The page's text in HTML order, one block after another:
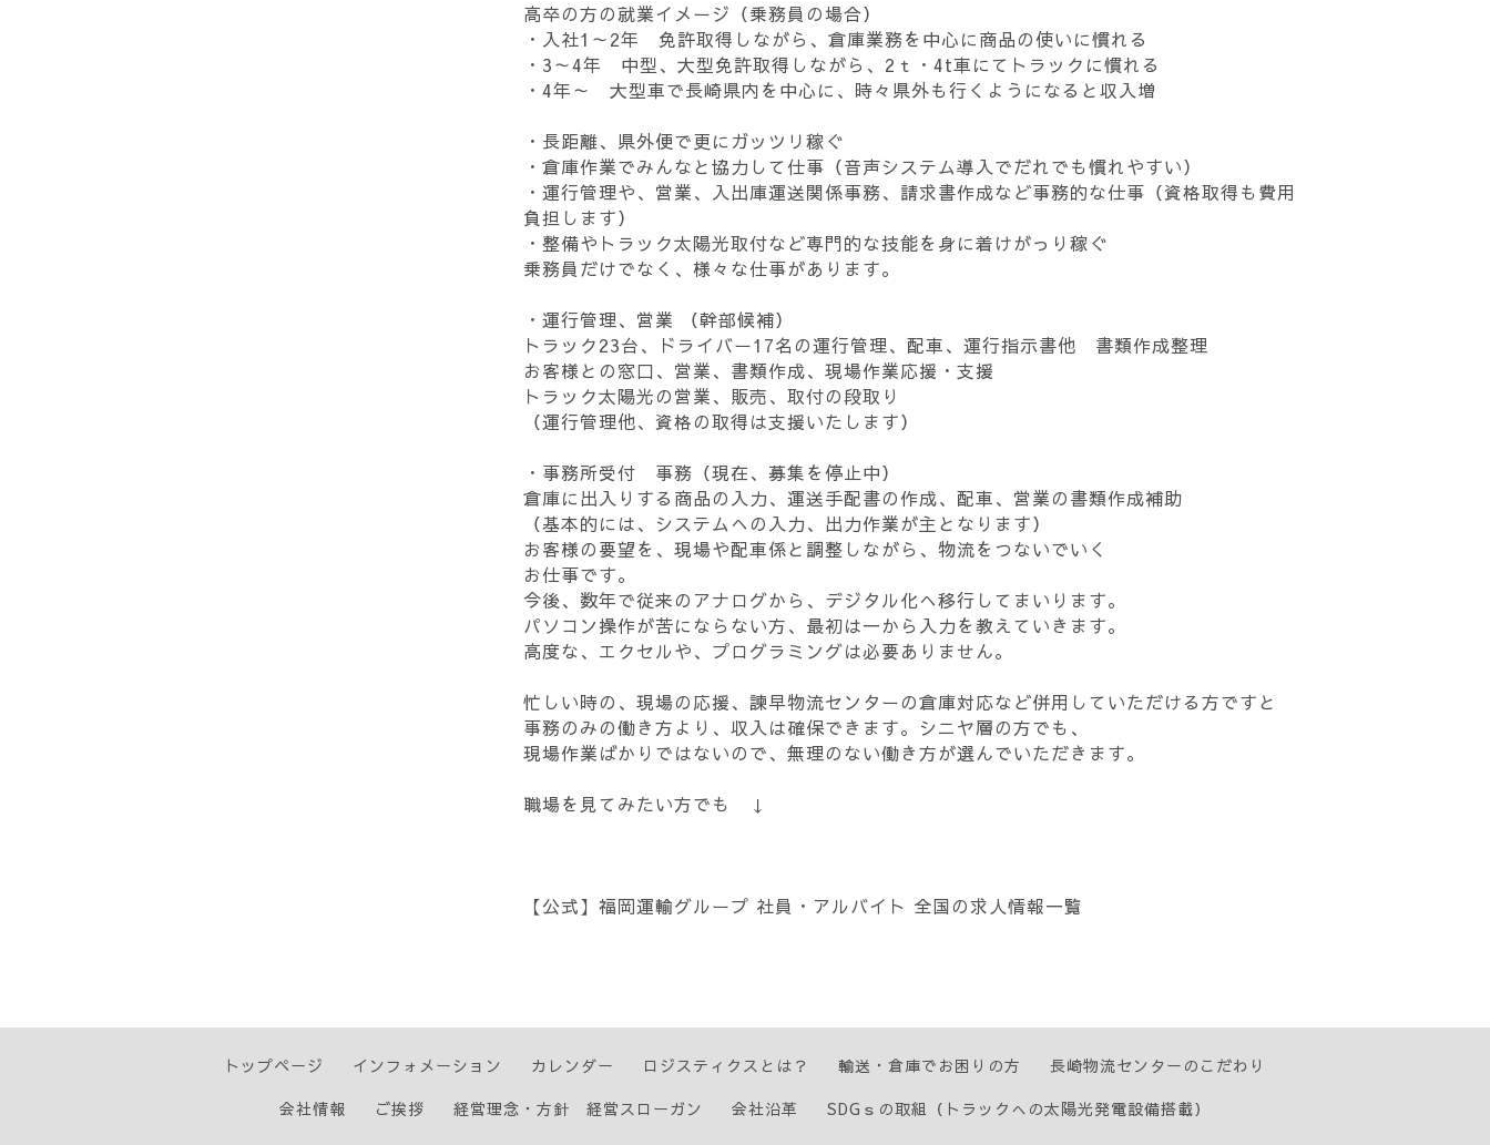
高卒の方の就業イメージ（乗務員の場合）
・入社1～2年 免許取得しながら、倉庫業務を中心に商品の使いに慣れる
・3～4年 中型、大型免許取得しながら、2ｔ・4t車にてトラックに慣れる
・4年～ 大型車で長崎県内を中心に、時々県外も行くようになると収入増
・長距離、県外便で更にガッツリ稼ぐ
・倉庫作業でみんなと協力して仕事（音声システム導入でだれでも慣れやすい）
・運行管理や、営業、入出庫運送関係事務、請求書作成など事務的な仕事（資格取得も費用
負担します）
・整備やトラック太陽光取付など専門的な技能を身に着けがっり稼ぐ
乗務員だけでなく、様々な仕事があります。
・運行管理、営業 （幹部候補）
トラック23台、ドライバー17名の運行管理、配車、運行指示書他 書類作成整理
お客様との窓口、営業、書類作成、現場作業応援・支援
トラック太陽光の営業、販売、取付の段取り
（運行管理他、資格の取得は支援いたします）
・事務所受付 事務（現在、募集を停止中）
倉庫に出入りする商品の入力、運送手配書の作成、配車、営業の書類作成補助
（基本的には、システムへの入力、出力作業が主となります）
お客様の要望を、現場や配車係と調整しながら、物流をつないでいく
お仕事です。
今後、数年で従来のアナログから、デジタル化へ移行してまいります。
パソコン操作が苦にならない方、最初は一から入力を教えていきます。
高度な、エクセルや、プログラミングは必要ありません。
忙しい時の、現場の応援、諫早物流センターの倉庫対応など併用していただける方ですと
事務のみの働き方より、収入は確保できます。シニヤ層の方でも、
現場作業ばかりではないので、無理のない働き方が選んでいただきます。
職場を見てみたい方でも ↓
【公式】福岡運輸グループ 社員・アルバイト 全国の求人情報一覧
トップページ インフォメーション カレンダー ロジスティクスとは？ 輸送・倉庫でお困りの方
長崎物流センターのこだわり
会社情報
ご挨拶 経営理念・方針 経営スローガン 会社沿革
SDGｓの取組（トラックへの太陽光発電設備搭載）